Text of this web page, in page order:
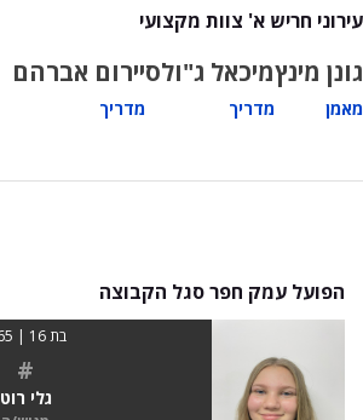
עירוני חריש א' צוות מקצועי
גונן מינץ
מאמן
מיכאל ג"ולס
מדריך
יירום אברהם
מדריך
הפועל עמק חפר סגל הקבוצה
בת 16 | 1.65
#
גלי רוט